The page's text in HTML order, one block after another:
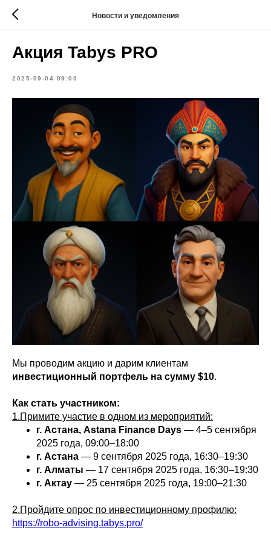
Новости и уведомления
Акция Tabys PRO
2025-09-04 09:00
Мы проводим акцию и дарим клиентам
инвестиционный портфель на сумму $10.
Как стать участником:
1.Примите участие в одном из мероприятий:
г. Астана, Astana Finance Days — 4–5 сентября
2025 года, 09:00–18:00
г. Астана — 9 сентября 2025 года, 16:30–19:30
г. Алматы — 17 сентября 2025 года, 16:30–19:30
г. Актау — 25 сентября 2025 года, 19:00–21:30
2.Пройдите опрос по инвестиционному профилю:
https://robo-advising.tabys.pro/